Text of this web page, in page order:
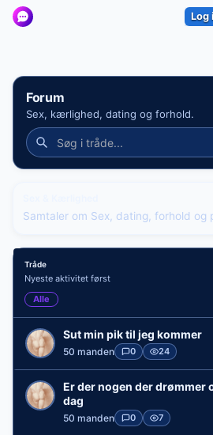
Log
Forum
Sex, kærlighed, dating og forhold.
Samtaler om Sex, dating, forhold og
Tråde
Nyeste aktivitet først
Alle
Sut min pik til jeg kommer
50 manden 0 24
Er der nogen der drømmer
dag
50 manden 0 7